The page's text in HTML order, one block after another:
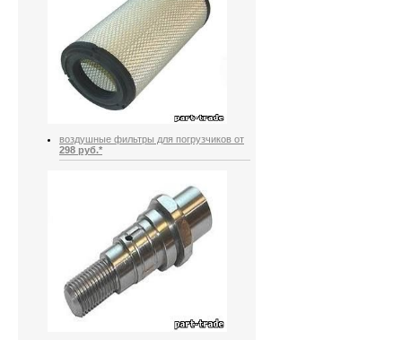
воздушные фильтры для погрузчиков от
298 руб.*